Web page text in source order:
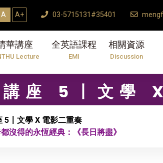
A A+ 03-5715131#35401
華講座
Lecture
全英語課程
EMI
相關資源
Discussion
座 5〡文學
5〡文學 X 電影二重奏
沒得的永恆經典：《長日將盡》